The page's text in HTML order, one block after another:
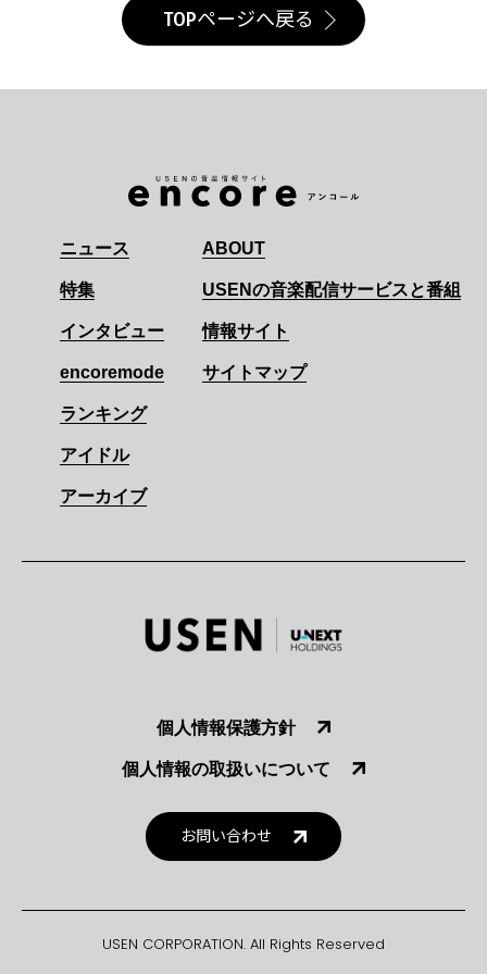
TOPページへ戻る
ニュース
特集
インタビュー
encoremode
ランキング
アイドル
アーカイブ
ABOUT
USENの音楽配信サービスと番組
情報サイト
サイトマップ
個人情報保護方針
個人情報の取扱いについて
お問い合わせ
USEN CORPORATION. All Rights Reserved